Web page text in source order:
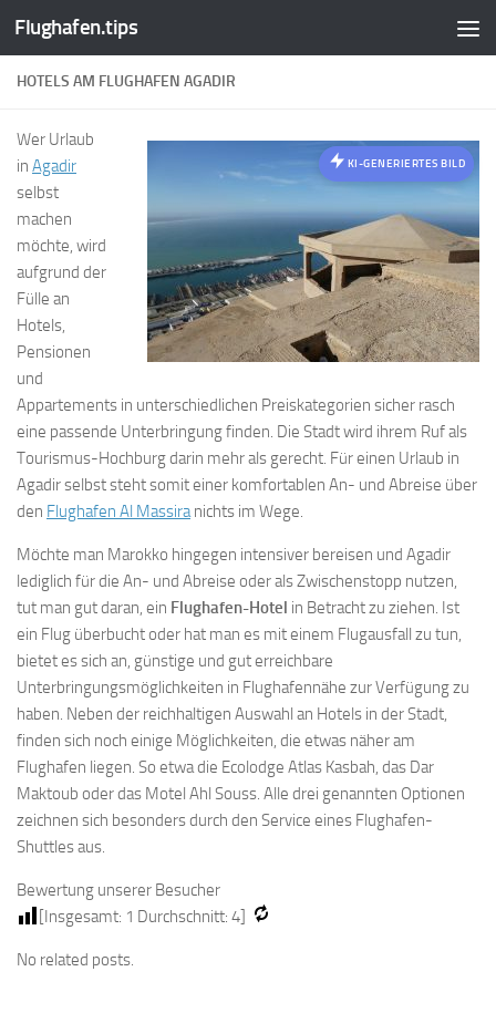
Zum Inhalt springen
Flughafen.tips
HOTELS AM FLUGHAFEN AGADIR
KI-GENERIERTES BILD
Wer Urlaub
in Agadir
selbst
machen
möchte, wird
aufgrund der
Fülle an
Hotels,
Pensionen
und
Appartements in unterschiedlichen Preiskategorien sicher rasch
eine passende Unterbringung finden. Die Stadt wird ihrem Ruf als
Tourismus-Hochburg darin mehr als gerecht. Für einen Urlaub in
Agadir selbst steht somit einer komfortablen An- und Abreise über
den Flughafen Al Massiranichts im Wege.
Möchte man Marokko hingegen intensiver bereisen und Agadir
lediglich für die An- und Abreise oder als Zwischenstopp nutzen,
tut man gut daran, ein Flughafen-Hotel in Betracht zu ziehen. Ist
ein Flug überbucht oder hat man es mit einem Flugausfall zu tun,
bietet es sich an, günstige und gut erreichbare
Unterbringungsmöglichkeiten in Flughafennähe zur Verfügung zu
haben. Neben der reichhaltigen Auswahl an Hotels in der Stadt,
finden sich noch einige Möglichkeiten, die etwas näher am
Flughafen liegen. So etwa die Ecolodge Atlas Kasbah, das Dar
Maktoub oder das Motel Ahl Souss. Alle drei genannten Optionen
zeichnen sich besonders durch den Service eines Flughafen-
Shuttles aus.
Bewertung unserer Besucher
[Insgesamt: 1 Durchschnitt: 4]
No related posts.